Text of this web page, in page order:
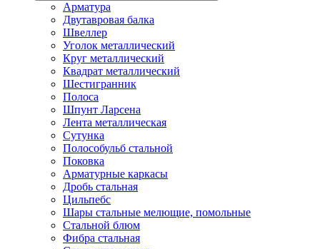
Арматура
Двутавровая балка
Швеллер
Уголок металлический
Круг металлический
Квадрат металлический
Шестигранник
Полоса
Шпунт Ларсена
Лента металлическая
Сутунка
Полособульб стальной
Поковка
Арматурные каркасы
Дробь стальная
Цильпебс
Шары стальные мелющие, помольные
Стальной блюм
Фибра стальная